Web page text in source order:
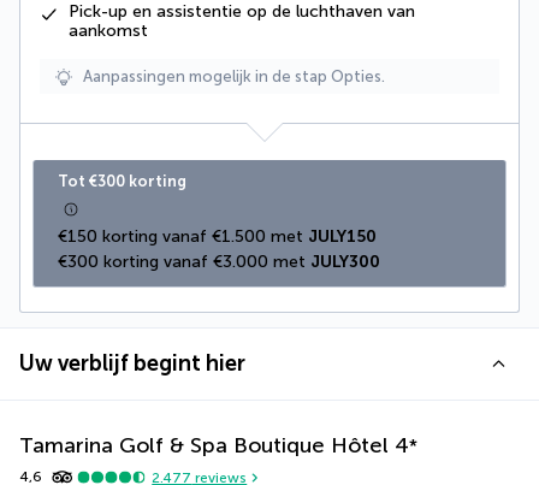
Pick-up en assistentie op de luchthaven van
aankomst
Aanpassingen mogelijk in de stap Opties.
Tot €300 korting
€150 korting vanaf €1.500 met JULY150
€300 korting vanaf €3.000 met JULY300
Uw verblijf begint hier
Tamarina Golf & Spa Boutique Hôtel 4*
4,6 2.477 reviews